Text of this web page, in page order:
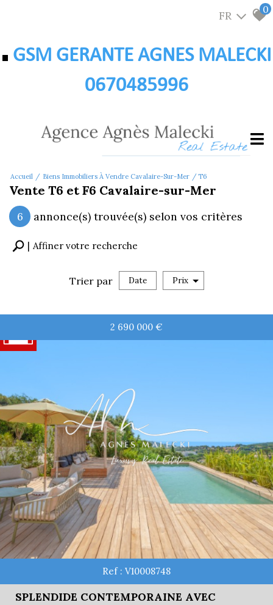
FR 0
GSM GERANTE AGNES MALECKI
0670485996
Accueil Biens Immobiliers À Vendre Cavalaire-Sur-Mer T6
Vente T6 et F6 Cavalaire-sur-Mer
6 annonce(s) trouvée(s) selon vos critères
Affiner votre recherche
5KM 10KM 25KM
RECHERCHER
+ de critères
Trier par Date Prix
2 690 000 €
Ref : V10008748
SPLENDIDE CONTEMPORAINE AVEC